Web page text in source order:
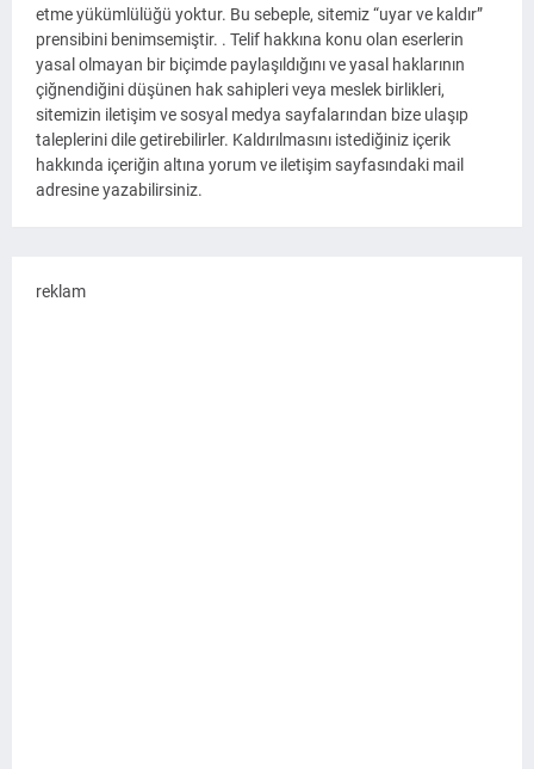
etme yükümlülüğü yoktur. Bu sebeple, sitemiz “uyar ve kaldır”
prensibini benimsemiştir. . Telif hakkına konu olan eserlerin
yasal olmayan bir biçimde paylaşıldığını ve yasal haklarının
çiğnendiğini düşünen hak sahipleri veya meslek birlikleri,
sitemizin iletişim ve sosyal medya sayfalarından bize ulaşıp
taleplerini dile getirebilirler. Kaldırılmasını istediğiniz içerik
hakkında içeriğin altına yorum ve iletişim sayfasındaki mail
adresine yazabilirsiniz.
reklam